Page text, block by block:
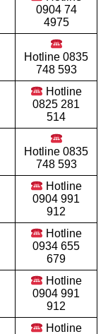
0904 74
4975
Hotline 0835
748 593
Hotline
0825 281
514
Hotline 0835
748 593
Hotline
0904 991
912
Hotline
0934 655
679
Hotline
0904 991
912
Hotline